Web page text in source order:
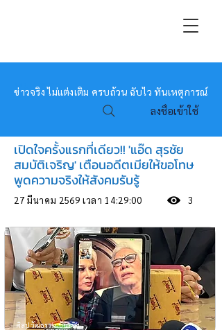
หมอข่าว
ข่าวจริง ไม่แต่งเติม ครบถ้วน ฉับไว ทันเหตุการณ์
ลงชื่อเข้าใช้
เปิดใจครั้งแรกที่เดียว!! 'แอ๊ด สุรชัย
สมบัติเจริญ' เตือนอดีตเมียให้ขอโทษ
พูดความจริงให้สังคมรับรู้
27 มีนาคม 2569 เวลา 14:29:00 3
ศิลปวัฒธรรม-บันเทิง